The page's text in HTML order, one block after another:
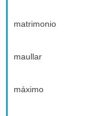
matrimonio
maullar
máximo